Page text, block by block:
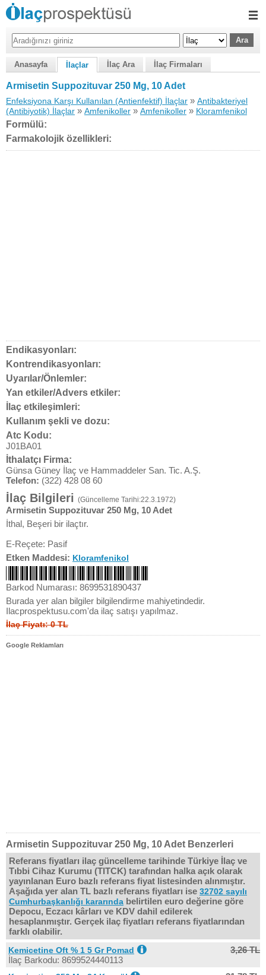
Anasayfa İlaçlar İlaç Ara İlaç Firmaları
Armisetin Suppozituvar 250 Mg, 10 Adet
Enfeksiyona Karşı Kullanılan (Antienfektif) İlaçlar » Antibakteriyel
(Antibiyotik) İlaçlar » Amfenikoller » Amfenikoller » Kloramfenikol
Formülü:
Farmakolojik özellikleri:
Endikasyonları:
Kontrendikasyonları:
Uyarılar/Önlemler:
Yan etkiler/Advers etkiler:
İlaç etkileşimleri:
Kullanım şekli ve dozu:
Atc Kodu:
J01BA01
İthalatçı Firma:
Günsa Güney İlaç ve Hammaddeler San. Tic. A.Ş.
Telefon: (322) 428 08 60
İlaç Bilgileri (Güncelleme Tarihi:22.3.1972)
Armisetin Suppozituvar 250 Mg, 10 Adet
İthal, Beşeri bir ilaçtır.
E-Reçete: Pasif
Etken Maddesi: Kloramfenikol
Barkod Numarası: 8699531890437
Burada yer alan bilgiler bilgilendirme mahiyetindedir.
Ilacprospektusu.com'da ilaç satışı yapılmaz.
İlaç Fiyatı: 0 TL
Google Reklamları
Armisetin Suppozituvar 250 Mg, 10 Adet Benzerleri
Referans fiyatları ilaç güncelleme tarihinde Türkiye İlaç ve
Tıbbi Cihaz Kurumu (TITCK) tarafından halka açık olarak
yayınlanan Euro bazlı referans fiyat listesinden alınmıştır.
Aşağıda yer alan TL bazlı referans fiyatları ise 32702 sayılı
Cumhurbaşkanlığı kararında belirtilen euro değerine göre
Depocu, Eczacı kârları ve KDV dahil edilerek
hesaplanmıştır. Gerçek ilaç fiyatları referans fiyatlarından
farklı olabilir.
Kemicetine Oft % 1 5 Gr Pomad
İlaç Barkodu: 8699524440113
3,26 TL